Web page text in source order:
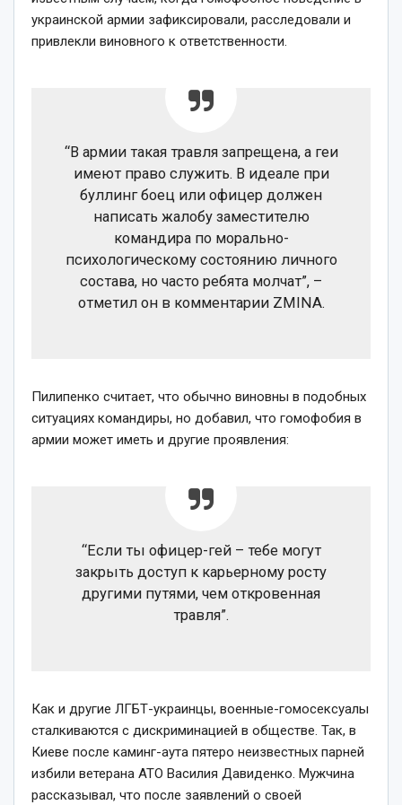
украинской армии зафиксировали, расследовали и
привлекли виновного к ответственности.
“В армии такая травля запрещена, а геи
имеют право служить. В идеале при
буллинг боец ​​или офицер должен
написать жалобу заместителю
командира по морально-
психологическому состоянию личного
состава, но часто ребята молчат”, –
отметил он в комментарии ZMINA.
Пилипенко считает, что обычно виновны в подобных
ситуациях командиры, но добавил, что гомофобия в
армии может иметь и другие проявления:
“Если ты офицер-гей – тебе могут
закрыть доступ к карьерному росту
другими путями, чем откровенная
травля”.
Как и другие ЛГБТ-украинцы, военные-гомосексуалы
сталкиваются с дискриминацией в обществе. Так, в
Киеве после каминг-аута пятеро неизвестных парней
избили ветерана АТО Василия Давиденко. Мужчина
рассказывал, что после заявлений о своей